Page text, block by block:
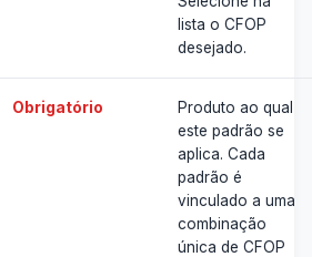
lista o CFOP
desejado.
Obrigatório
Produto ao qual
este padrão se
aplica. Cada
padrão é
vinculado a uma
combinação
única de CFOP